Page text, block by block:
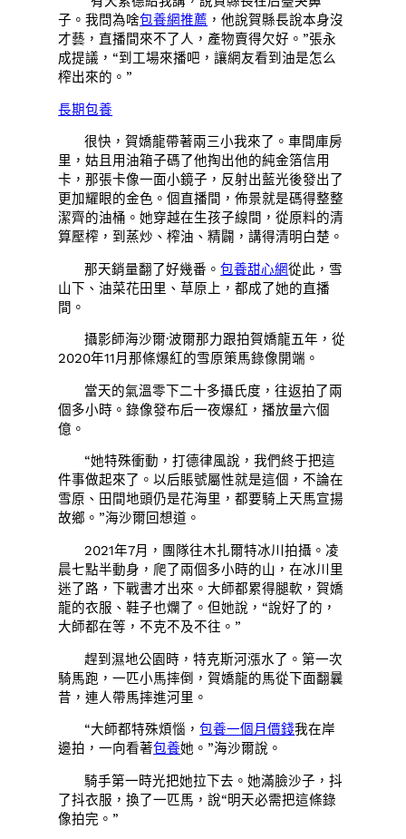
子。我問為啥包養網推薦 ，他說賀縣長說本身沒
才藝，直播間來不了人，產物賣得欠好。”張永
成提議，“到工場來播吧，讓網友看到油是怎么
榨出來的。”
長期包養
很快，賀嬌龍帶著兩三小我來了。車間庫房
里，姑且用油箱子碼了他掏出他的純金箔信用
卡，那張卡像一面小鏡子，反射出藍光後發出了
更加耀眼的金色。個直播間，佈景就是碼得整整
潔齊的油桶。她穿越在生孩子線間，從原料的清
算壓榨，到蒸炒、榨油、精闢，講得清明白楚。
那天銷量翻了好幾番。包養甜心網從此，雪
山下、油菜花田里、草原上，都成了她的直播
間。
攝影師海沙爾·波爾那力跟拍賀嬌龍五年，從
2020年11月那條爆紅的雪原策馬錄像開端。
當天的氣溫零下二十多攝氏度，往返拍了兩
個多小時。錄像發布后一夜爆紅，播放量六個
億。
“她特殊衝動，打德律風說，我們終于把這
件事做起來了。以后賬號屬性就是這個，不論在
雪原、田間地頭仍是花海里，都要騎上天馬宣揚
故鄉。”海沙爾回想道。
2021年7月，團隊往木扎爾特冰川拍攝。凌
晨七點半動身，爬了兩個多小時的山，在冰川里
迷了路，下戰書才出來。大師都累得腿軟，賀嬌
龍的衣服、鞋子也爛了。但她說，“說好了的，
大師都在等，不克不及不往。”
趕到濕地公園時，特克斯河漲水了。第一次
騎馬跑，一匹小馬摔倒，賀嬌龍的馬從下面翻曩
昔，連人帶馬摔進河里。
“大師都特殊煩惱，包養一個月價錢我在岸
邊拍，一向看著包養她。”海沙爾說。
騎手第一時光把她拉下去。她滿臉沙子，抖
了抖衣服，換了一匹馬，說“明天必需把這條錄
像拍完。”